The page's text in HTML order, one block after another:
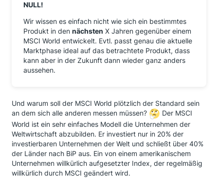
NULL!
Wir wissen es einfach nicht wie sich ein bestimmtes
Produkt in den nächsten X Jahren gegenüber einem
MSCI World entwickelt. Evtl. passt genau die aktuelle
Marktphase ideal auf das betrachtete Produkt, dass
kann aber in der Zukunft dann wieder ganz anders
aussehen.
Und warum soll der MSCI World plötzlich der Standard sein
an dem sich alle anderen messen müssen?
Der MSCI
World ist ein sehr einfaches Modell die Unternehmen der
Weltwirtschaft abzubilden. Er investiert nur in 20% der
investierbaren Unternehmen der Welt und schließt über 40%
der Länder nach BiP aus. Ein von einem amerikanischem
Unternehmen willkürlich aufgesetzter Index, der regelmäßig
willkürlich durch MSCI geändert wird.